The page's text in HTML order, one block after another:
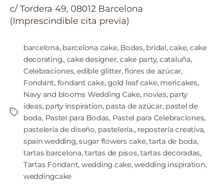
c/ Tordera 49, 08012 Barcelona
(Imprescindible cita previa)
barcelona, barcelona cake, Bodas, bridal,cake, cake
decorating., cake designer, cake party, cataluña,
Celebraciones,edible glitter,flores de azúcar,
Fondant, fondant cake,gold leaf cake, mericakes,
Navy and blooms Wedding Cake, novias, party
ideas, party inspiration, pasta de azúcar, pastel de
boda, Pastel para Bodas, Pastel para Celebraciones,
pastelería de diseño, pastelería., repostería creativa,
spain wedding,sugar flowers cake,tarta de boda,
tartas barcelona,tartas de pisos,tartas decoradas,
Tartas Fondant, wedding cake,wedding inspiration,
weddingcake